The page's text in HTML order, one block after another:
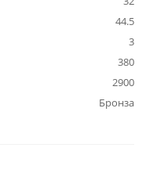
44.5
3
380
2900
Бронза